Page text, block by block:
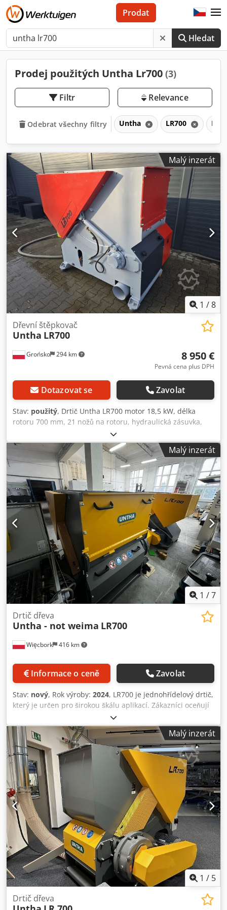
Hledat
Prodat
Prodej použitých Untha Lr700 (3)
Filtr Relevance
Odebrat všechny filtry Untha LR700 LR
Malý inzerát
1 /8
Grońsko 294 km
Dřevní štěpkovač
Untha LR700
8 950 €
Pevná cena plus DPH
Dotazovat se Zavolat
Stav: použitý, Drtič Untha LR700 motor 18,5 kW, délka
rotoru 700 mm, 21 nožů na rotoru, hydraulická zásuvka,
síto 15 mm, autoreverz, Nože ve dobrém stavu. Dkedpfx
Asyt Htpok Dor
Malý inzerát
1 /7
Więcbork 416 km
Drtič dřeva
Untha - not weima LR700
Informace o ceně Zavolat
Stav: nový, Rok výroby: 2024, LR700 je jednohřídelový drtič,
který je určen pro širokou škálu aplikací. Zákazníci oceňují
jeho kompaktní design a všestranné možnosti použití.
Osvědčený osvědčený řezací systém UNTHA a výkonný a
otočný tlačný stroj. zajišťují spolehlivé drcení velké
množství různých druhů dřeva. Robustní rám stroje a
vysoce kvalitní komponenty se vyznačují mimořádně
dlouhou životností. životnost. Díky své kompaktní
konstrukci stroj kompaktní konstrukce. Výkonný pohonný
systém a vysoká pracovní rychlost Tlačítko zajišťuje vysoký
pracovní výkon. Homogenní štěpka je ideální pro přímé
spalování nebo pro výrobu dřevěných briket. Rozsah
použití " Tvrdé a měkké dřevo " OSB " Dřevotřískové desky "
MDF desky " Dýhy " Plátky " atd. Dkodpfx Akolrvr Ao Dsr
Stroj je vybaven jednou řadou nožů a motorem o výkonu
18,5 kW. Stroj je k dispozici skladem.
Malý inzerát
1 / 5
Drtič dřeva